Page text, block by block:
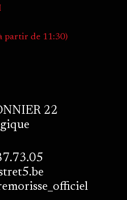
partir de 11:30)
22